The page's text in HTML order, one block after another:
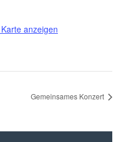
anzeigen
Gemeinsames Konzert